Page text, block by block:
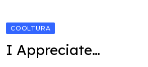
COOLTURA
I Appreciate…